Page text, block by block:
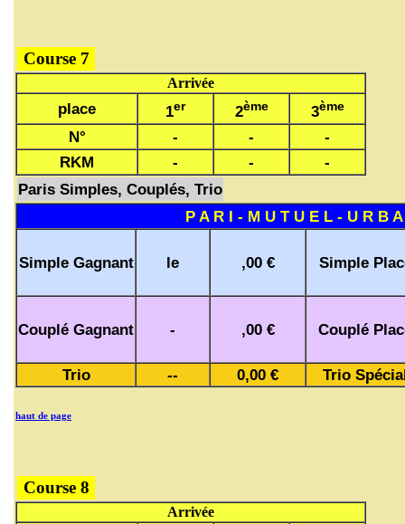
Course 7
Arrivée
place 1er 2ème 3ème
N° - -
-
RKM
- -
-
Paris Simples, Couplés, Trio
P A R I - M U T U E L - U R B
Simple Gagnant le ,00 € Simple
Couplé Gagnant - ,00 € Couplé
Trio -- 0,00 € Trio
haut de page
Course 8
Arrivée